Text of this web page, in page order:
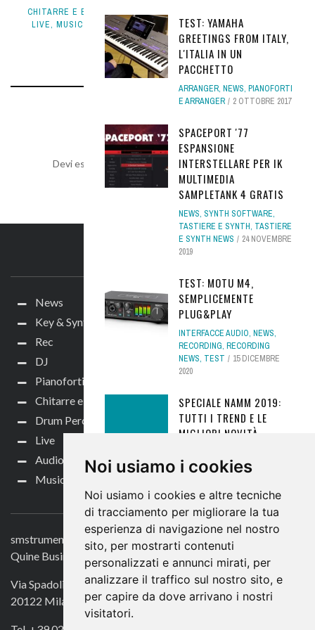
Noi usiamo i cookies
Noi usiamo i cookies e altre tecniche
di tracciamento per migliorare la tua
esperienza di navigazione nel nostro
sito, per mostrarti contenuti
personalizzati e annunci mirati, per
analizzare il traffico sul nostro sito, e
per capire da dove arrivano i nostri
visitatori.
CHITARRE E BASSI
LIVE, MUSIC LIFE ,MUSICISTI, NEWS ,TUTORIAL CHIT BASS
TUTORIAL LIVE
16 LUGLIO 2019
LEAVE A REPLY
Devi essereconnessoper inviare un commento.
TEST: YAMAHA
GREETINGS FROM ITALY,
L'ITALIA IN UN
PACCHETTO
ARRANGER, NEWS, PIANOFORTI
E ARRANGER
2 OTTOBRE 2017
SPACEPORT '77
ESPANSIONE
INTERSTELLARE PER IK
MULTIMEDIA
SAMPLETANK 4 GRATIS
NEWS, SYNTH SOFTWARE,
TASTIERE E SYNTH, TASTIERE
E SYNTH NEWS
24 NOVEMBRE
2019
TEST: MOTU M4,
SEMPLICEMENTE
PLUG&PLAY
INTERFACCE AUDIO, NEWS,
RECORDING, RECORDING
NEWS, TEST
15 DICEMBRE
2020
SPECIALE NAMM 2019:
TUTTI I TREND E LE
MIGLIORI NOVITÀ -
ATTUALITÀ NEWS,DRUM &
LIFE, EVENTINEWS,MUSIC LIFE
,RECORDING
RECORDING NEWS
31
GENNAIO 2019
YAMAHA DGX-670:
PIANOFORTE MODERNO E
VERSATILE PER LO
IL SITO
News
Key & Synth
Rec
DJ
Pianoforti e Arranger
Chitarre e bassi
Drum Perc
Live
Audio per video
Music Life
CONTATTACI
smstrumentimusicali.it
Quine Business Publisher
Via Spadolini 7
20122 Milano